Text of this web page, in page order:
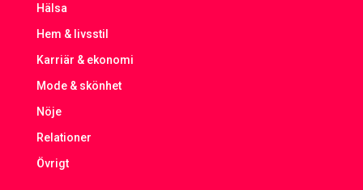
Hälsa
Hem & livsstil
Karriär & ekonomi
Mode & skönhet
Nöje
Relationer
Övrigt